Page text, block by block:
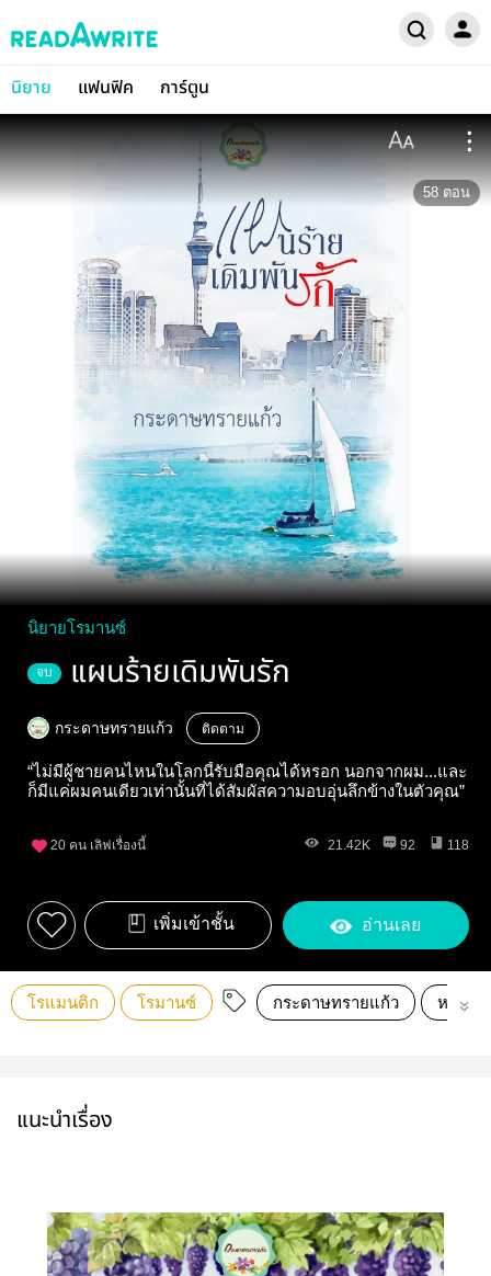
นิยาย แฟนฟิค การ์ตูน
58 ตอน
นิยายโรมานซ์
จบ แผนร้ายเดิมพันรัก
กระดาษทรายแก้ว ติดตาม
“ไม่มีผู้ชายคนไหนในโลกนี้รับมือคุณได้หรอก นอกจากผม...และ
ก็มีแค่ผมคนเดียวเท่านั้นที่ได้สัมผัสความอบอุ่นลึกข้างในตัวคุณ”
20 คน เลิฟเรื่องนี้ 21.42K 92 118
เพิ่มเข้าชั้น อ่านเลย
โรแมนติก โรมานซ์ กระดาษทรายแก้ว หวาน
แนะนำเรื่อง